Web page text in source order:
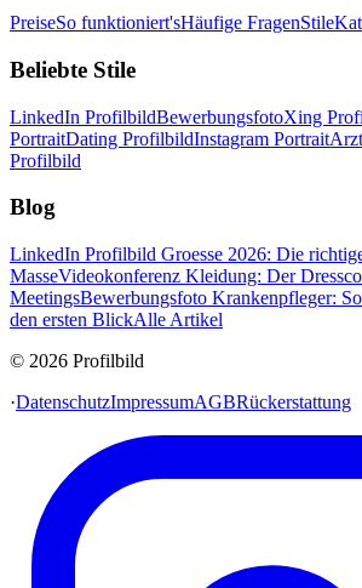
PreiseSo funktioniert'sHäufige FragenStile
Beliebte Stile
LinkedIn ProfilbildBewerbungsfotoXing
PortraitDating ProfilbildInstagram Portrait
Profilbild
Blog
LinkedIn Profilbild Groesse 2026: Die
MasseVideokonferenz Kleidung: Der
MeetingsBewerbungsfoto Krankenpfleger:
den ersten BlickAlle Artikel
© 2026 Profilbild
·DatenschutzImpressumAGBRückerstattung